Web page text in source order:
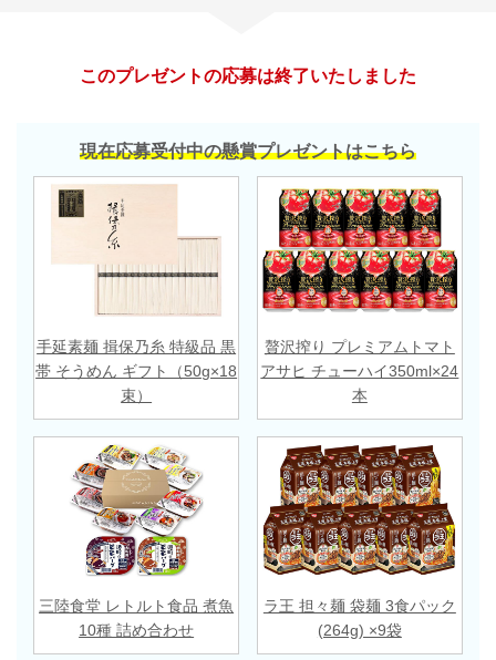
このプレゼントの応募は終了いたしました
現在応募受付中の懸賞プレゼントはこちら
手延素麺 揖保乃糸 特級品 黒
帯 そうめん ギフト（50g×18
束）
贅沢搾り プレミアムトマト
アサヒ チューハイ350ml×24
本
三陸食堂 レトルト食品 煮魚
10種 詰め合わせ
ラ王 担々麺 袋麺 3食パック
(264g) ×9袋